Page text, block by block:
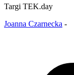
Targi TEK.day
Joanna Czarnecka -